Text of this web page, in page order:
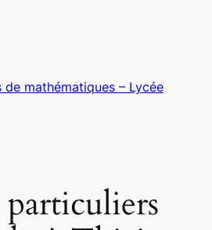
mathématiques – Lycée